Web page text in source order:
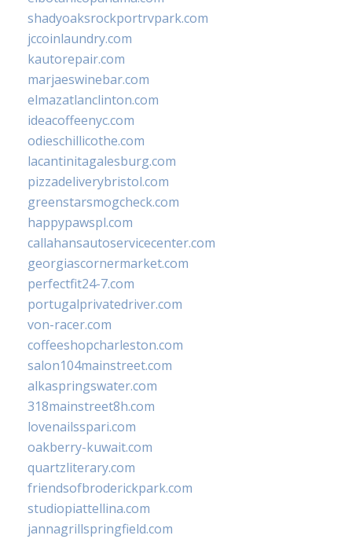
shadyoaksrockportrvpark.com
jccoinlaundry.com
kautorepair.com
marjaeswinebar.com
elmazatlanclinton.com
ideacoffeenyc.com
odieschillicothe.com
lacantinitagalesburg.com
pizzadeliverybristol.com
greenstarsmogcheck.com
happypawspl.com
callahansautoservicecenter.com
georgiascornermarket.com
perfectfit24-7.com
portugalprivatedriver.com
von-racer.com
coffeeshopcharleston.com
salon104mainstreet.com
alkaspringswater.com
318mainstreet8h.com
lovenailsspari.com
oakberry-kuwait.com
quartzliterary.com
friendsofbroderickpark.com
studiopiattellina.com
jannagrillspringfield.com